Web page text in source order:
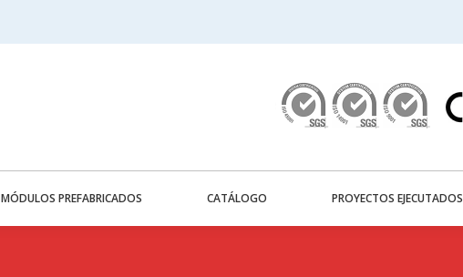
MÓDULOS PREFABRICADOS CATÁLOGO PROYECTOS EJECUTADOS